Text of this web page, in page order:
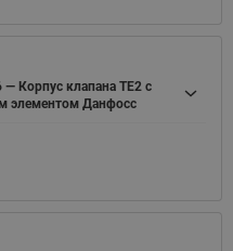
Корпус клапана TE2 с
элементом Данфосс